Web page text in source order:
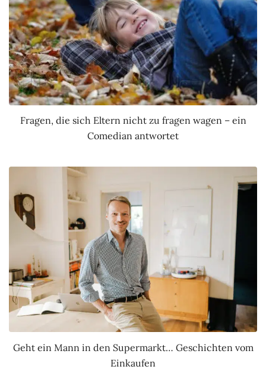
Fragen, die sich Eltern nicht zu fragen wagen – ein
Comedian antwortet
Geht ein Mann in den Supermarkt… Geschichten vom
Einkaufen